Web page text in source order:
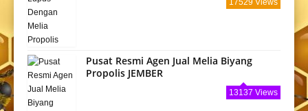
17529 Views
Pusat Resmi Agen Jual Melia Biyang
Propolis JEMBER
13137 Views